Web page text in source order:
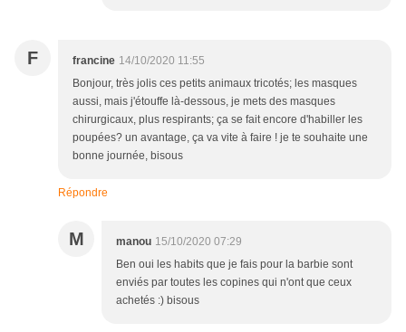
F francine 14/10/2020 11:55
Bonjour, très jolis ces petits animaux tricotés; les masques
aussi, mais j'étouffe là-dessous, je mets des masques
chirurgicaux, plus respirants; ça se fait encore d'habiller les
poupées? un avantage, ça va vite à faire ! je te souhaite une
bonne journée, bisous
Répondre
M manou 15/10/2020 07:29
Ben oui les habits que je fais pour la barbie sont
enviés par toutes les copines qui n'ont que ceux
achetés :) bisous